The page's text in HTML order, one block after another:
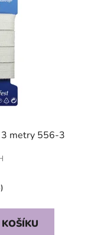
3 metry 556-3